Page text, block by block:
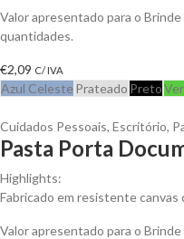
Valor apresentado para o
quantidades.
€2,09 C/ IVA
Azul Celeste Prateado Preto
Cuidados Pessoais, Escritório,
Pasta Porta
Highlights:
Fabricado em resistente canvas
Valor apresentado para o